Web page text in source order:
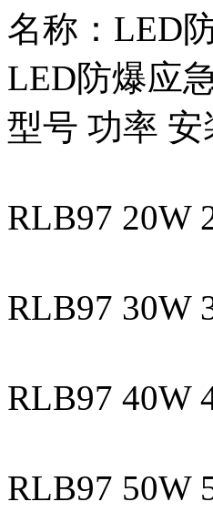
名称：LED
LED防爆应
型号 功率
RLB97 20W
RLB97 30W
RLB97 40W
RLB97 50W